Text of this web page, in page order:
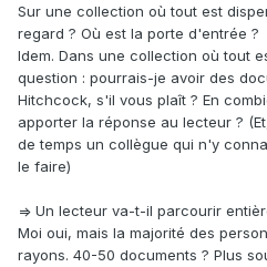
Sur une collection où tout est
regard ? Où est la porte d'entrée ?
Idem. Dans une collection où tout
question : pourrais-je avoir des
Hitchcock, s'il vous plaît ? En
apporter la réponse au lecteur ?
de temps un collègue qui n'y
le faire)
=> Un lecteur va-t-il parcourir
Moi oui, mais la majorité des
rayons. 40-50 documents ? Plus